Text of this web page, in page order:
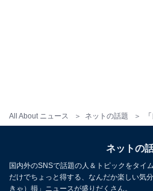
All About ニュース ネットの話題
ネットの
国内外のSNSで話題の人＆トピックをタイ
だけでちょっと得する、なんだか楽しい気
きゃ）損」ニュースが盛りだくさん。